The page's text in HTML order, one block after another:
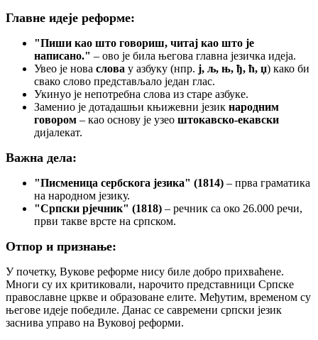
Главне идеје реформе:
"Пиши као што говориш, читај као што је
написано." – ово је била његова главна језичка идеја.
Увео је нова слова у азбуку (нпр. ј, љ, њ, ђ, ћ, џ) како би
свако слово представљало један глас.
Укинуо је непотребна слова из старе азбуке.
Заменио је дотадашњи књижевни језик народним
говором – као основу је узео штокавско-екавски
дијалекат.
Важна дела:
"Писменица сербскога језика" (1814) – прва граматика
на народном језику.
"Српски рјечник" (1818) – речник са око 26.000 речи,
први такве врсте на српском.
Отпор и признање:
У почетку, Вукове реформе нису биле добро прихваћене.
Многи су их критиковали, нарочито представници Српске
православне цркве и образоване елите. Међутим, временом су
његове идеје победиле. Данас се савремени српски језик
заснива управо на Вуковој реформи.